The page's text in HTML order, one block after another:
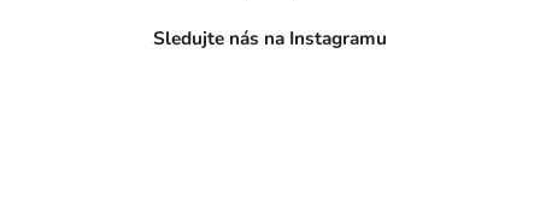
Sledujte nás na Instagramu